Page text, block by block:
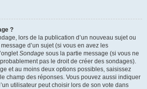
?
lors de la publication d’un nouveau sujet ou
d’un sujet (si vous en avez les
Sondage sous la partie message (si vous ne
pas le droit de créer des sondages).
et au moins deux options possibles, saisissez
champ des réponses. Vous pouvez aussi indiquer
utilisateur peut choisir lors de son vote dans